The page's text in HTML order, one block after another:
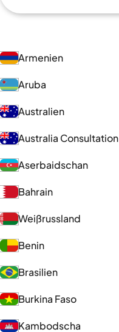
Armenien
Aruba
Australien
Australia Consultation
Aserbaidschan
Bahrain
Weißrussland
Benin
Brasilien
Burkina Faso
Kambodscha